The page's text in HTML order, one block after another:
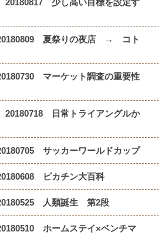
20180809 夏祭りの夜店 → コト
マーケット調査の重要性
20180718 日常トライアングルか
サッカーワールドカップ
ピカチン大百科
20180525 人類誕生 第2段
ホームステイ×ベンチマ